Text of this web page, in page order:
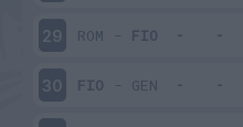
29 ROM - FIO
30 FIO - GEN